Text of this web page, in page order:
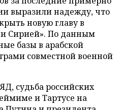
выразили надежду, что
новую главу в
Сирией». По данным
базы в арабской
совместной военной
судьба российских
и Тартусе на